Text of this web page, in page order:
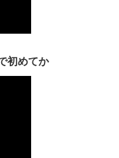
初めてか